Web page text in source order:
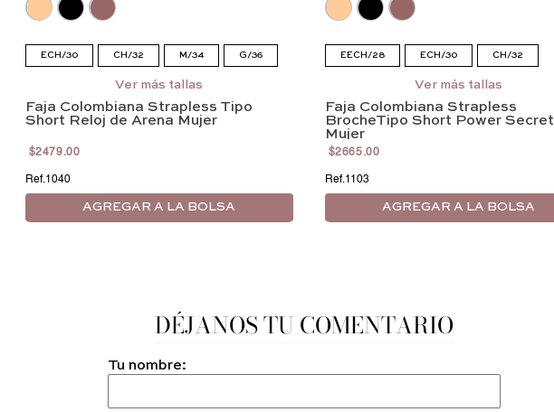
ECH/30 CH/32 M/34 G/36
EEG/40 EEEG/42
Ver más tallas
Faja Colombiana Strapless Tipo
Short Reloj de Arena Mujer
$2479.00
1040
AGREGAR A LA BOLSA
EECH/28 ECH/30 CH/32
G/36 EG/38
EEEG/42
Ver más tallas
Faja Colombiana Strapless
BrocheTipo Short Power Secret
Mujer
$2665.00
1103
AGREGAR A LA BOLSA
DÉJANOS TU COMENTARIO
Tu nombre: